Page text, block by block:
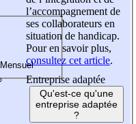
l’accompagnement de
ses collaborateurs en
situation de handicap.
Pour en savoir plus,
consultez cet article.
Entreprise adaptée
Qu'est-ce qu'une
entreprise adaptée
?